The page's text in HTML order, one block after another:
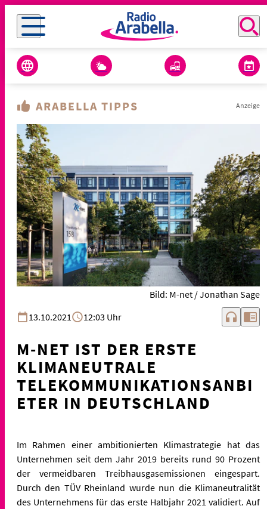
ARABELLA TIPPS Anzeige
Bild: M-net / Jonathan Sage
13.10.2021
12:03 Uhr headphones chrome_reader_mode
M-NET IST DER ERSTE
KLIMANEUTRALE
TELEKOMMUNIKATIONSANBI
ETER IN DEUTSCHLAND
Im Rahmen einer ambitionierten Klimastrategie hat das
Unternehmen seit dem Jahr 2019 bereits rund 90 Prozent
der vermeidbaren Treibhausgasemissionen eingespart.
Durch den TÜV Rheinland wurde nun die Klimaneutralität
des Unternehmens für das erste Halbjahr 2021 validiert. Auf